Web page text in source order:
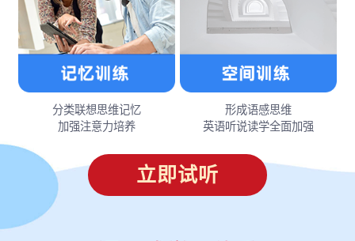
分类联想思维记忆
加强注意力培养
形成语感思维
英语听说读学全面加强
立即试听